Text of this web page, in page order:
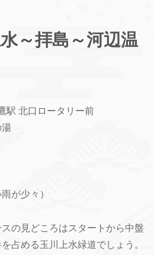
～拝島～河辺温
駅 北口ロータリー前
湯
が少々）
の見どころはスタートから中盤
占める玉川上水緑道でしょう。